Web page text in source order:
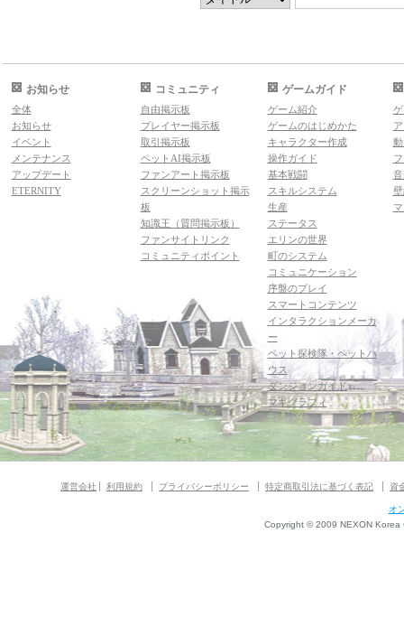
お知らせ
全体
お知らせ
イベント
メンテナンス
アップデート
ETERNITY
コミュニティ
自由掲示板
プレイヤー掲示板
取引掲示板
ペットAI掲示板
ファンアート掲示板
スクリーンショット掲示
板
知識王（質問掲示板）
ファンサイトリンク
コミュニティポイント
ゲームガイド
ゲーム紹介
ゲームのはじめかた
キャラクター作成
操作ガイド
基本戦闘
スキルシステム
生産
ステータス
エリンの世界
町のシステム
コミュニケーション
序盤のプレイ
スマートコンテンツ
インタラクションメーカ
ー
ペット探検隊・ペットハ
ウス
ダンジョンガイド
マギグラフィ
運営会社 利用規約 プライバシーポリシー 特定商取引法に基づく表記 資
オ
Copyright © 2009 NEXON Korea